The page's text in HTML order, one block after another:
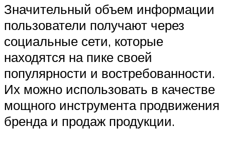
Значительный объем информации
пользователи получают через
социальные сети, которые
находятся на пике своей
популярности и востребованности.
Их можно использовать в качестве
мощного инструмента продвижения
бренда и продаж продукции.